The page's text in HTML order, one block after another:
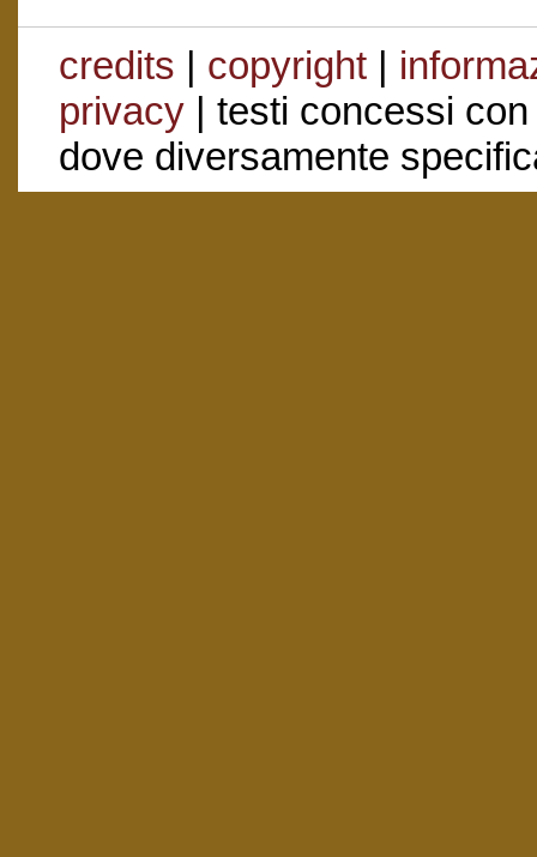
credits | copyright|
privacy| testi concessi
dove diversamente